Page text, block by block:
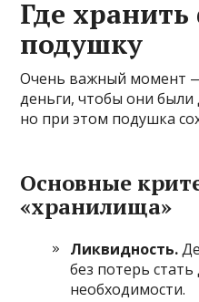
Где
подушку
Очень важный момент
деньги, чтобы они
но при этом подушка
Основные
«хранилища»
Ликвидность.
без потерь
необходимости.